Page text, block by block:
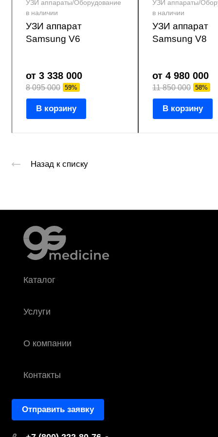
УЗИ аппараты/Оборудование
в наличии
УЗИ аппарат
Samsung V6
от 3 338 000
8 095 000 59%
В корзину
УЗИ аппараты/
в наличии
УЗИ аппарат
Samsung V8
от 4 980 000
11 850 000 58%
В корзину
Назад к списку
Каталог
Услуги
О компании
Контакты
Отправить заявку